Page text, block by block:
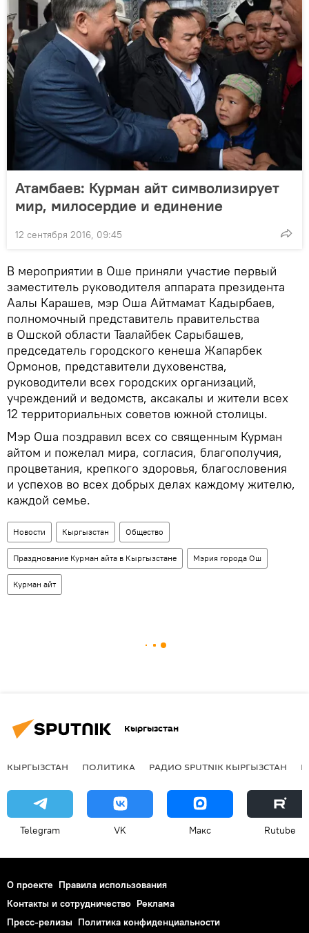
Атамбаев: Курман айт символизирует
мир, милосердие и единение
12 сентября 2016, 09:45
В мероприятии в Оше приняли участие первый
заместитель руководителя аппарата президента
Аалы Карашев, мэр Оша Айтмамат Кадырбаев,
полномочный представитель правительства
в Ошской области Таалайбек Сарыбашев,
председатель городского кенеша Жапарбек
Ормонов, представители духовенства,
руководители всех городских организаций,
учреждений и ведомств, аксакалы и жители всех
12 территориальных советов южной столицы.
Мэр Оша поздравил всех со священным Курман
айтом и пожелал мира, согласия, благополучия,
процветания, крепкого здоровья, благословения
и успехов во всех добрых делах каждому жителю,
каждой семье.
Новости Кыргызстан Общество
Празднование Курман айта в Кыргызстане Мэрия города Ош
Курман айт
Кыргызстан
КЫРГЫЗСТАН ПОЛИТИКА РАДИО SPUTNIK КЫРГЫЗСТАН
Telegram VK Макс Rutube
О проекте Правила использования
Контакты и сотрудничество Реклама
Пресс-релизы Политика конфиденциальности